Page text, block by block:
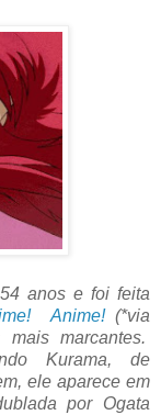
anos e foi feita
Anime!(*via
marcantes.
Kurama, de
ele aparece em
por Ogata